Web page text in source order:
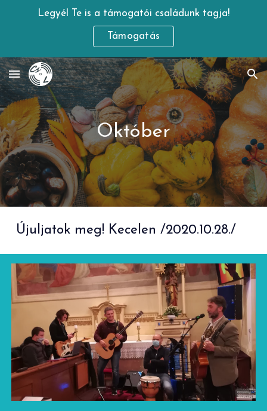
Skip to main content Skip to navigation
Legyél Te is a támogatói családunk tagja!
Támogatás
Október
Újuljatok meg! Kecelen /2020.10.28./